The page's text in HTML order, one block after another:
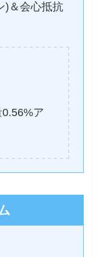
)＆会心抵抗
ア